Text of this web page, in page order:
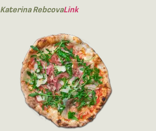
Katerina RebcovaLink